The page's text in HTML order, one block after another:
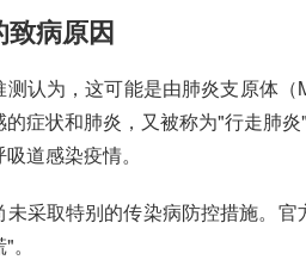
致病原因
测认为，这可能是由肺炎支原体
的症状和肺炎，又被称为"行走肺
道感染疫情。
未采取特别的传染病防控措施。